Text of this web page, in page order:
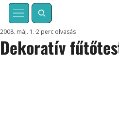
Dekoratív
2008. máj. 1. 2 perc olvasás